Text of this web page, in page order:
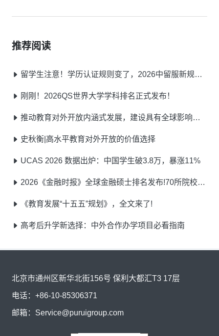
推荐阅读
留学生注意！学历认证规则变了，2026中留服新规提前了解不踩坑
刚刚！2026QS世界大学学科排名正式发布！
推动教育对外开放内涵式发展，建设具有全球影响力的重要教育中心
史秋衡|高水平教育对外开放的价值选择
UCAS 2026 数据出炉：中国学生破3.8万，暴涨11%
2026《金融时报》全球金融硕士排名发布!70所院校荣耀登榜!
《教育发展“十五五”规划》，全文来了!
高考后升学新选择：中外合作办学项目必看指南
北京市通州区新华北街156号 保利大都汇T3 17层
电话： +86-10-85306371
邮箱： Service@puruigroup.com